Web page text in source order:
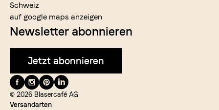
Schweiz
auf google maps anzeigen
Newsletter abonnieren
Jetzt abonnieren
Folge
uns
© 2026 Blasercafé AG
Versandarten